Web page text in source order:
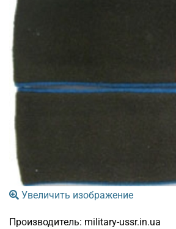
Увеличить изображение
Производитель: military-ussr.in.ua